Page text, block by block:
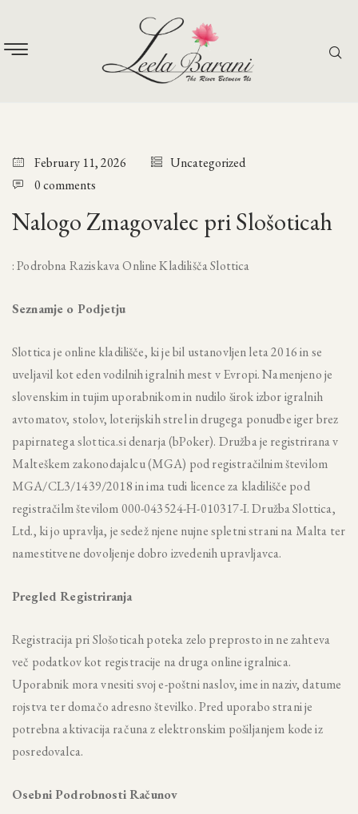
February 11, 2026
Uncategorized
0 comments
Nalogo Zmagovalec pri Slošoticah
: Podrobna Raziskava Online Kladilišča Slottica
Seznamje o Podjetju
Slottica je online kladilišče, ki je bil ustanovljen leta 2016 in se
uveljavil kot eden vodilnih igralnih mest v Evropi. Namenjeno je
slovenskim in tujim uporabnikom in nudilo širok izbor igralnih
avtomatov, stolov, loterijskih strel in drugega ponudbe iger brez
papirnategaslottica.sidenarja (bPoker). Družba je registrirana v
Malteškem zakonodajalcu (MGA) pod registračilnim številom
MGA/CL3/1439/2018 in ima tudi licence za kladilišče pod
registračilm številom 000-043524-H-010317-I. Družba Slottica,
Ltd., ki jo upravlja, je sedež njene nujne spletni strani na Malta ter
namestitvene dovoljenje dobro izvedenih upravljavca.
Pregled Registriranja
Registracija pri Slošoticah poteka zelo preprosto in ne zahteva
več podatkov kot registracije na druga online igralnica.
Uporabnik mora vnesiti svoj e-poštni naslov, ime in naziv, datume
rojstva ter domačo adresno številko. Pred uporabo strani je
potrebna aktivacija računa z elektronskim pošiljanjem kode iz
posredovalca.
Osebni Podrobnosti Računov